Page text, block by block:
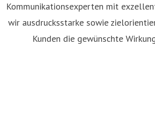
Partner & Pressesprecher
Profil
Kommunikationsexperten mit
wir ausdrucksstarke sowie
Kunden die gewünschte